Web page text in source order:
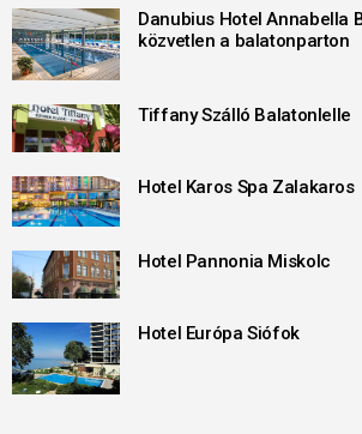
Danubius Hotel Annabella
közvetlen a balatonparton
Tiffany Szálló Balatonlelle
Hotel Karos Spa Zalakaros
Hotel Pannonia Miskolc
Hotel Európa Siófok